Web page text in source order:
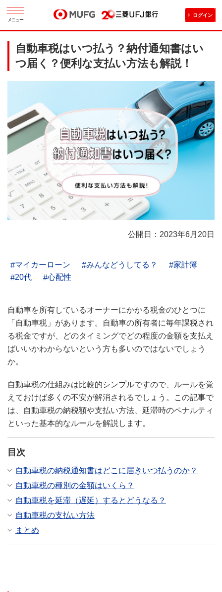
メニュー
ログイン
自動車税はいつ払う？納付通知書はい
つ届く？便利な支払い方法も解説！
公開日：2023年6月20日
マイカーローン みんなどうしてる？
家計簿
20代
心配性
自動車を所有しているオーナーにかかる税金のひとつに
「自動車税」があります。自動車の所有者に毎年課税され
る税金ですが、どのタイミングでどの程度の金額を支払え
ばいいかわからないという方も多いのではないでしょう
か。
自動車税の仕組みは比較的シンプルですので、ルールを覚
えておけば多くの不安が解消されるでしょう。この記事で
は、自動車税の納税額や支払い方法、延滞時のペナルティ
といった基本的なルールを解説します。
目次
自動車税の納税通知書はどこに届きいつ払うのか？
自動車税の種別の金額はいくら？
自動車税を延滞（遅延）するとどうなる？
自動車税の支払い方法
まとめ